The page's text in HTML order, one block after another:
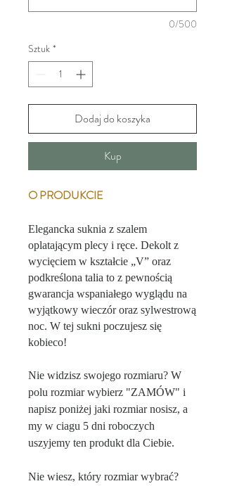
0/500
Sztuk *
Dodaj do koszyka
Kup
O PRODUKCIE
Elegancka suknia z szalem
oplatającym plecy i ręce. Dekolt z
wycięciem w kształcie „V” oraz
podkreślona talia to z pewnością
gwarancja wspaniałego wyglądu na
wyjątkowy wieczór oraz sylwestrową
noc. W tej sukni poczujesz się
kobieco!
Nie widzisz swojego rozmiaru? W
polu rozmiar wybierz "ZAMÓW" i
napisz poniżej jaki rozmiar nosisz, a
my w ciagu 5 dni roboczych
uszyjemy ten produkt dla Ciebie.
Nie wiesz, który rozmiar wybrać?